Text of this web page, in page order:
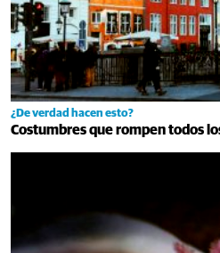
¿De verdad hacen esto?
Costumbres que rompen todos